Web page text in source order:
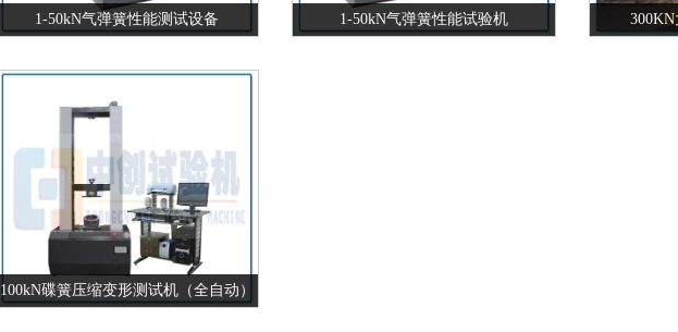
1-50kN气弹簧性能测试设备 1-50kN气弹簧性能试验机
100kN碟簧压缩变形测试机（全自动）